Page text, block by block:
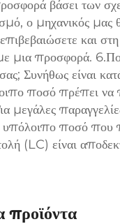
βάσει των
ο μηχανικός μας
και
μια προσφορά.
Συνήθως είναι
ποσό πρέπει να
μεγάλες
ποσό που
(LC) είναι
προϊόντα